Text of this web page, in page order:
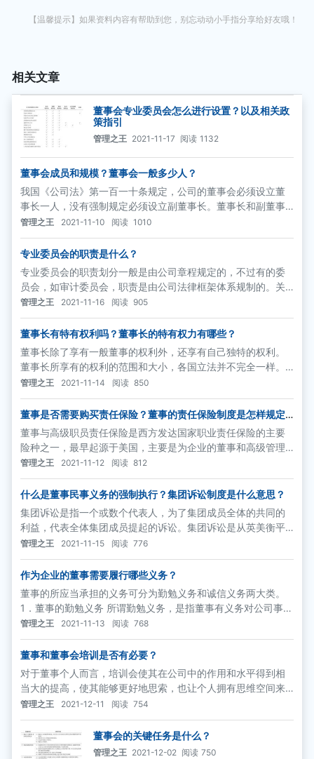
【温馨提示】如果资料内容有帮助到您，别忘动动小手指分享给好友哦！
相关文章
董事会专业委员会怎么进行设置？以及相关政
策指引
管理之王 2021-11-17 阅读 1132
董事会成员和规模？董事会一般多少人？
我国《公司法》第一百一十条规定，公司的董事会必须设立董
事长一人，没有强制规定必须设立副董事长。董事长和副董事
长要由董事会以全体董事的过半数选举产生。董事长负责召集
和主持董事会会议，检查董事会决议的实施情况。副董事长协
助董事长工作，董事长不能履行职务或者不履行职务的，由副
董事长履行职务;副董事长不能履行职务或者不履行职务的，由
半数以上董事共同推举一名董事履行职务。
管理之王 2021-11-10 阅读 1010
专业委员会的职责是什么？
专业委员会的职责划分一般是由公司章程规定的，不过有的委
员会，如审计委员会，职责是由公司法律框架体系规制的。关
于各个专业委员会的设置、作用以及主要职责简要介绍如下。
管理之王 2021-11-16 阅读 905
董事长有特有权利吗？董事长的特有权力有哪些？
董事长除了享有一般董事的权利外，还享有自己独特的权利。
董事长所享有的权利的范围和大小，各国立法并不完全一样。
在法国，董事会授权董事长行使董事会几乎全部权力，在不违
反法律法规授予董事会权利的前提下，董事长享有代表公司进
行活动的充分权力，并且董事长对公司的管理事务承担完全责
任。在德国，董事长仅为董事会议的召集和主持人，除此没有
优于一般董事的其他权利。
管理之王 2021-11-14 阅读 850
董事是否需要购买责任保险？董事的责任保险制度是怎样规定
的？
董事与高级职员责任保险是西方发达国家职业责任保险的主要
险种之一，最早起源于美国，主要是为企业的董事和高级管理
人员对第三方的经济损失应负的责任所提供的保险。
管理之王 2021-11-12 阅读 812
什么是董事民事义务的强制执行？集团诉讼制度是什么意思？
集团诉讼是指一个或数个代表人，为了集团成员全体的共同的
利益，代表全体集团成员提起的诉讼。集团诉讼是从英美衡平
法上发展而来的一种独特的诉讼制度，用于处理大量产生于同
一事件的类似诉讼请求。它分两大类，一类是诉讼请求较小的
诉讼，这类诉讼通常无法比较经济地通过分散诉讼加以处理，
因而采用集团诉讼的方式;另一类是由于受害于同一不法行为而
产生的诉讼
管理之王 2021-11-15 阅读 776
作为企业的董事需要履行哪些义务？
董事的所应当承担的义务可分为勤勉义务和诚信义务两大类。
1．董事的勤勉义务 所谓勤勉义务，是指董事有义务对公司事务
付出适当的时间和精力，关注公司的经营，并按照股东和公司
的最佳利益谨慎行事。勤勉义务的具体内容:
管理之王 2021-11-13 阅读 768
董事和董事会培训是否有必要？
对于董事个人而言，培训会使其在公司中的作用和水平得到相
当大的提高，使其能够更好地思索，也让个人拥有思维空间来
考虑公司的问题，并有助于形成正确的观念。
管理之王 2021-12-11 阅读 754
董事会的关键任务是什么？
管理之王 2021-12-02 阅读 750